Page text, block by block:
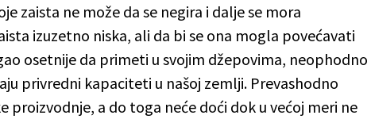
zaista ne može da se negira i dalje se mora
izuzetno niska, ali da bi se ona mogla povećavati
osetnije da primeti u svojim džepovima, neophodno
privredni kapaciteti u našoj zemlji. Prevashodno
proizvodnje, a do toga neće doći dok u većoj meri ne